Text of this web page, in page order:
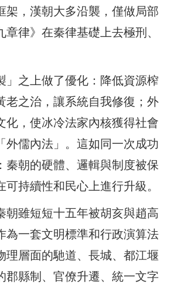
架，漢朝大多沿襲，僅做局部
律》在秦律基礎上去極刑、
」之上做了優化：降低資源榨
老之治，讓系統自我修復；外
化，使冰冷法家內核獲得社會
外儒內法」。這如同一次成功
秦朝的硬體、邏輯與制度被保
可持續性和民心上進行升級。
朝雖短短十五年被胡亥與趙高
為一套文明標準和行政演算法
理層面的馳道、長城、都江堰
郡縣制、官僚升遷、統一文字